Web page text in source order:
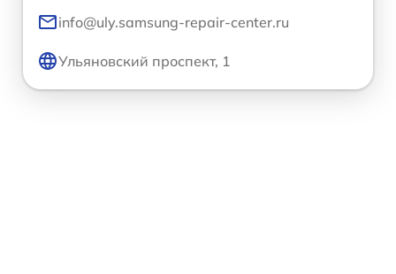
info@uly.samsung-repair-center.ru
Ульяновский проспект, 1